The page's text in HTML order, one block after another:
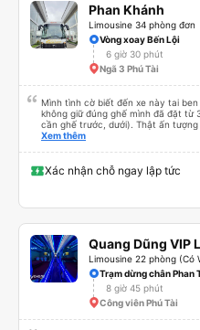
Phan Khánh
Limousine 34 phòng đơn
Vòng xoay Bến Lội
6 giờ 30 phút
Ngã 3 Phú Tài
Mình tình cờ biết đến xe này tai
không giữ đúng ghế mình đã đặt từ
cần ghế trước, dưới). Thật ấn
rõ ràng, chuyên nghiệp. Đi đúng
các anh tài và lơ cũng cực dễ
lưu lại để giới thiệu người nhà, bạn
Xem thêm
Xác nhận chỗ ngay lập tức
Quang Dũng VIP
Limousine 22 phòng (Có
Trạm dừng chân Phan
8 giờ 45 phút
Công viên Phú Tài